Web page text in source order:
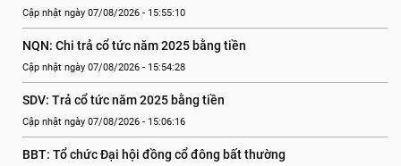
Cập nhật ngày 07/08/2026 - 15:55:10
NQN: Chi trả cổ tức năm 2025 bằng tiền
Cập nhật ngày 07/08/2026 - 15:54:28
SDV: Trả cổ tức năm 2025 bằng tiền
Cập nhật ngày 07/08/2026 - 15:06:16
BBT: Tổ chức Đại hội đồng cổ đông bất thường